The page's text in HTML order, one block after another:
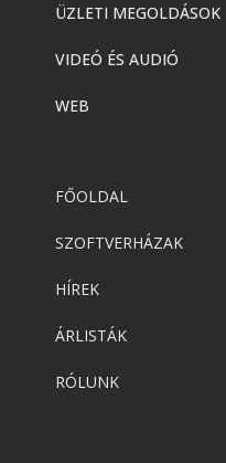
ÜZLETI MEGOLDÁSOK
VIDEÓ ÉS AUDIÓ
WEB
FŐOLDAL
SZOFTVERHÁZAK
HÍREK
ÁRLISTÁK
RÓLUNK